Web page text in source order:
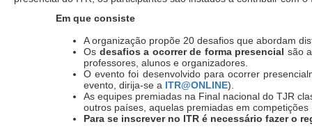
Em que consiste
A organização propõe 20 desafios que abordam
Os desafios a ocorrer de forma presencial são
professores, alunos e organizadores.
O evento foi desenvolvido para ocorrer
evento, dirija-se a ITR@ONLINE).
As equipes premiadas na Final nacional do TJR
outros países, aquelas premiadas em
Para se inscrever no ITR é necessário fazer o